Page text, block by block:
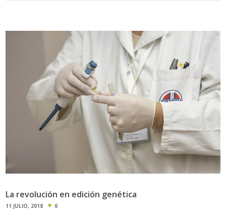
La revolución en edición genética
11 JULIO, 2018 0